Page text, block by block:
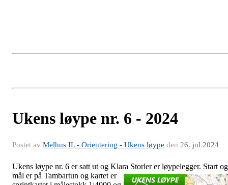
Ukens løype nr. 6 - 2024
Postet av Melhus IL - Orientering - Ukens løype den 26. jul 2024
Ukens løype nr. 6 er satt ut og Klara Storler er løypelegger. Start og
mål er på Tambartun og kartet er